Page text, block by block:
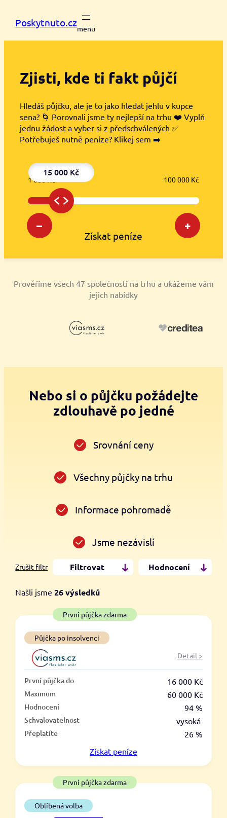
Poskytnuto.cz
Zjisti, kde ti fakt půjčí
Hledáš půjčku, ale je to jako hledat jehlu v kupce
sena? 🌀 Porovnali jsme ty nejlepší na trhu ❤️ Vyplň
jednu žádost a vyber si z předschválených ✅
Potřebuješ nutně peníze? Klikej sem ➡️
15 000 Kč
– +
1 000 Kč 100 000 Kč
Získat peníze
Prověříme všech 47 společností na trhu a ukážeme vám
jejich nabídky
Nebo si o půjčku požádejte
zdlouhavě po jedné
Srovnání ceny
Všechny půjčky na trhu
Informace pohromadě
Jsme nezávislí
Zrušit filtr Filtrovat Hodnocení
Od
Do
První půjčka zdarma
–
ano
Ve zkušebce
ano
Našli jsme26výsledků
První půjčka zdarma
Půjčka po insolvenci
Detail >
První půjčka do 16 000 Kč
Maximum 60 000 Kč
Hodnocení 94 %
Schvalovatelnost vysoká
Přeplatíte
26 %
Získat peníze
První půjčka zdarma
Oblíbená volba